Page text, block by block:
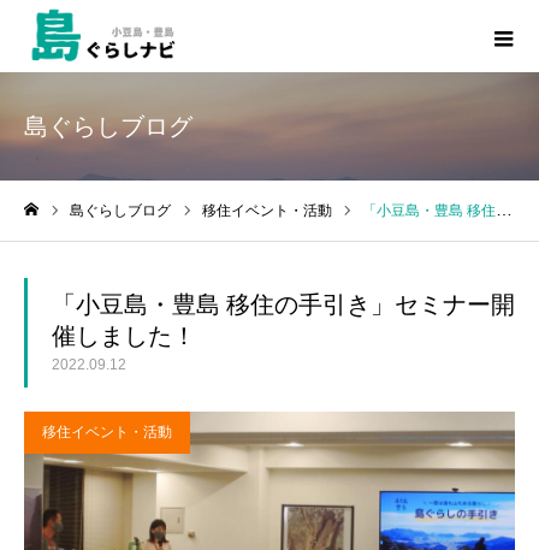
島ぐらしブログ
島ぐらしブログ 移住イベント・活動 「小豆島・豊島 移住の手引き」セミナー開催しました！
「小豆島・豊島 移住の手引き」セミナー開
催しました！
2022.09.12
移住イベント・活動